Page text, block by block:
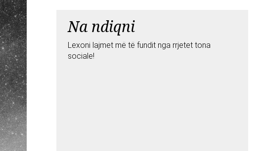
Na ndiqni
Lexoni lajmet më të fundit nga rrjetet tona
sociale!